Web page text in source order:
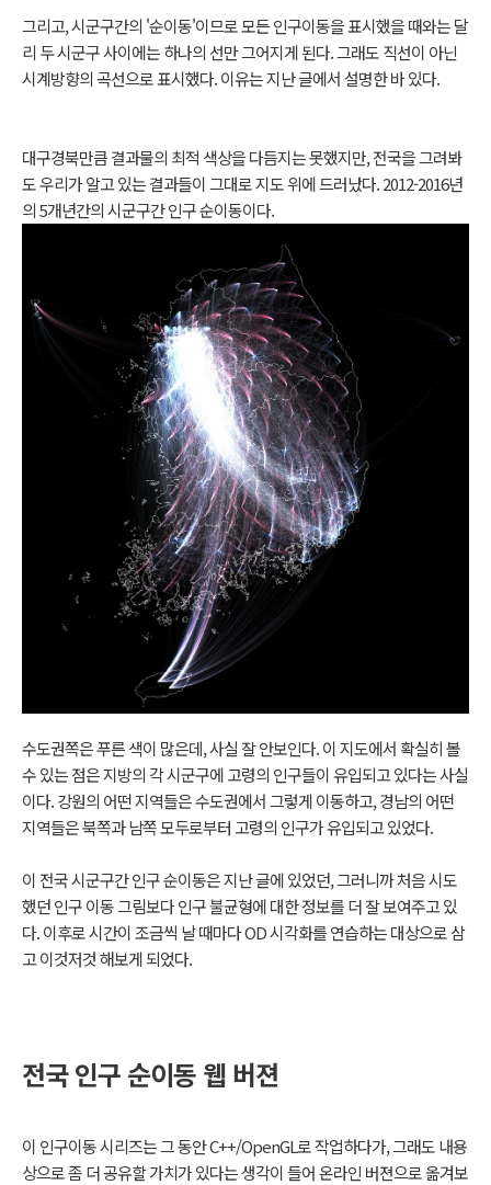
그리고, 시군구간의 '순이동'이므로 모든 인구이동을 표시했을 때와는 달
리 두 시군구 사이에는 하나의 선만 그어지게 된다. 그래도 직선이 아닌
시계방향의 곡선으로 표시했다. 이유는 지난 글에서 설명한 바 있다.
대구경북만큼 결과물의 최적 색상을 다듬지는 못했지만, 전국을 그려봐
도 우리가 알고 있는 결과들이 그대로 지도 위에 드러났다. 2012-2016년
의 5개년간의 시군구간 인구 순이동이다.
수도권쪽은 푸른 색이 많은데, 사실 잘 안보인다. 이 지도에서 확실히 볼
수 있는 점은 지방의 각 시군구에 고령의 인구들이 유입되고 있다는 사실
이다. 강원의 어떤 지역들은 수도권에서 그렇게 이동하고, 경남의 어떤
지역들은 북쪽과 남쪽 모두로부터 고령의 인구가 유입되고 있었다.
이 전국 시군구간 인구 순이동은 지난 글에 있었던, 그러니까 처음 시도
했던 인구 이동 그림보다 인구 불균형에 대한 정보를 더 잘 보여주고 있
다. 이후로 시간이 조금씩 날 때마다 OD 시각화를 연습하는 대상으로 삼
고 이것저것 해보게 되었다.
전국 인구 순이동 웹 버젼
이 인구이동 시리즈는 그 동안 C++/OpenGL로 작업하다가, 그래도 내용
상으로 좀 더 공유할 가치가 있다는 생각이 들어 온라인 버젼으로 옮겨보